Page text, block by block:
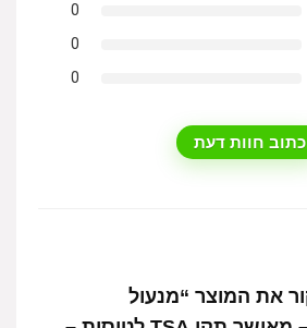
0
0
0
כתוב חוות דעת
את המוצר “מנעול